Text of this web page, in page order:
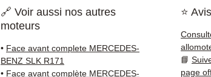
✅
✅ 3
✅
🔗 Voir aussi nos autres
moteurs
• Face avant complete MERCEDES-
BENZ SLK R171
• Face avant complète MERCEDES-
⭐
📘
page